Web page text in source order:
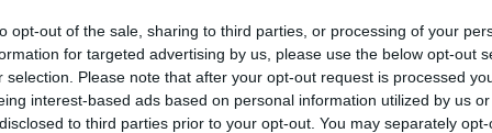
opt-out of the sale, sharing to third parties, or processing of your
for targeted advertising by us, please use the below opt-out
selection. Please note that after your opt-out request is processed
interest-based ads based on personal information utilized by us
to third parties prior to your opt-out. You may separately
paveldo vertę, ragina nebandyti paveldo vertybei
pripratimo, o džiaugtis, kad jam grąžinama